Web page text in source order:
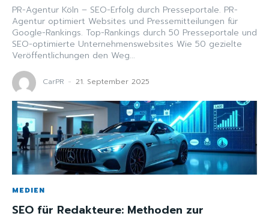
PR-Agentur Köln – SEO-Erfolg durch Presseportale. PR-
Agentur optimiert Websites und Pressemitteilungen für
Google-Rankings. Top-Rankings durch 50 Presseportale und
SEO-optimierte Unternehmenswebsites Wie 50 gezielte
Veröffentlichungen den Weg...
CarPR - 21. September 2025
MEDIEN
SEO für Redakteure: Methoden zur